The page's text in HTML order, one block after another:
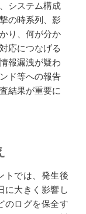
システム構成
の時系列、影
り、何が分か
応につなげる
報漏洩が疑わ
ド等への報告
結果が重要に
トでは、発生後
に大きく影響し
のログを保全す